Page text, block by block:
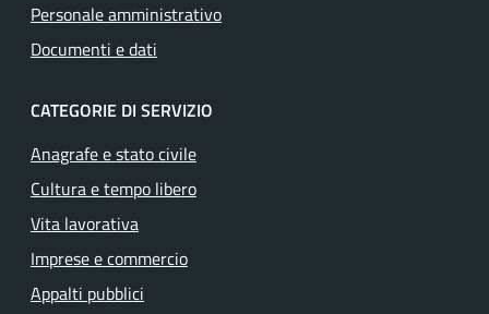
Personale amministrativo
Documenti e dati
CATEGORIE DI SERVIZIO
Anagrafe e stato civile
Cultura e tempo libero
Vita lavorativa
Imprese e commercio
Appalti pubblici